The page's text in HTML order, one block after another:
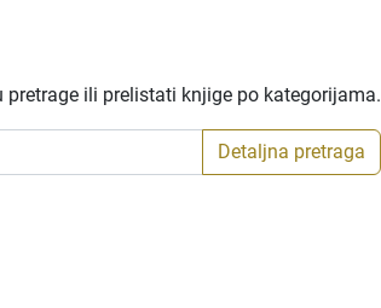
ili prelistati knjige po kategorijama.
Detaljna pretraga